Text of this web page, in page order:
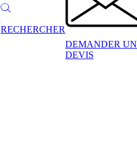
RECHERCHER
DEMANDER UN
DEVIS